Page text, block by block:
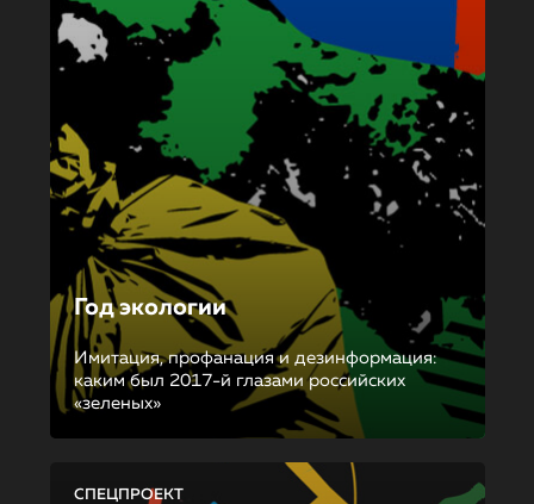
Год экологии
Имитация, профанация и дезинформация:
каким был 2017-й глазами российских
«зеленых»
СПЕЦПРОЕКТ